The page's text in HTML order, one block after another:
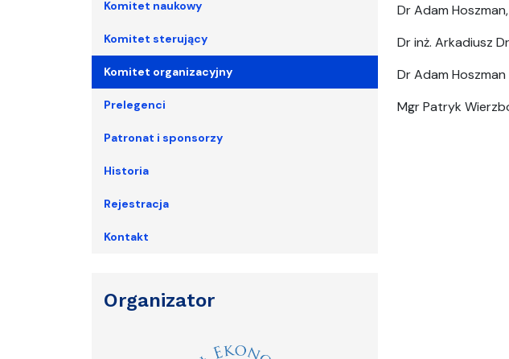
Dr Adam Hoszman,
Dr inż. Arkadiusz
Dr Adam Hoszman
Mgr Patryk
Komitet naukowy
Komitet sterujący
Komitet organizacyjny
Prelegenci
Patronat i sponsorzy
Historia
Rejestracja
Kontakt
Organizator